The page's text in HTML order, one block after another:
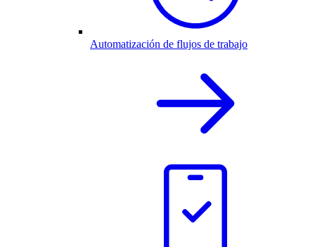
Automatización de flujos de trabajo